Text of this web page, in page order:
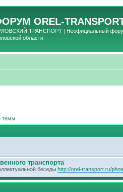
OREL-
ТРАНСПОРТ | Неофициальный форум
области
темы
транспорта
беседы http://orel-transport.ru/